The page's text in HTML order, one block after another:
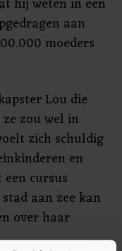
aan
moeders
Lou die
zou wel in
zich schuldig
en
cursus
aan zee kan
over haar